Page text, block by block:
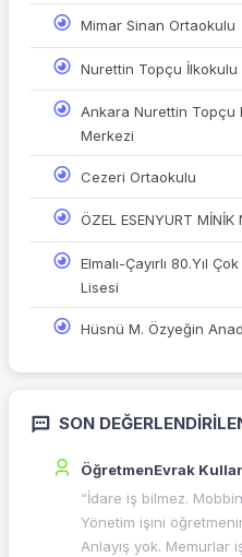
Mimar Sinan Ortaokulu
Nurettin Topçu İlkokulu
Ankara Nurettin Topçu
Merkezi
Cezeri Ortaokulu
ÖZEL ESENYURT MİNİK
Elmalı-Çayırlı 80.Yıl
Lisesi
Hüsnü M. Özyeğin
SON
ÖğretmenEvrak
“İdare iş bilmez.
Yönetim işini
Anlayış yok. Memurlar